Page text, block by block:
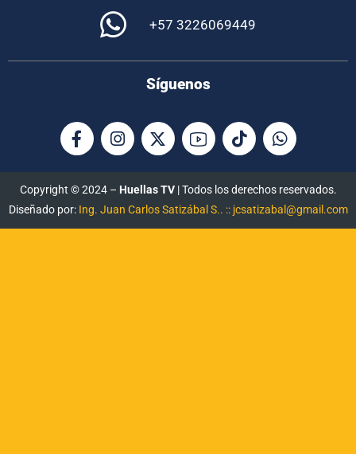
+57 3226069449
Síguenos
Copyright © 2024 – Huellas TV| Todos los derechos reservados.
Diseñado por: Ing. Juan Carlos Satizábal S.. :: jcsatizabal@gmail.com